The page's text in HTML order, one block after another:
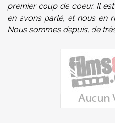
premier coup de coeur. Il
en avons parlé, et nous en
Nous sommes depuis, de